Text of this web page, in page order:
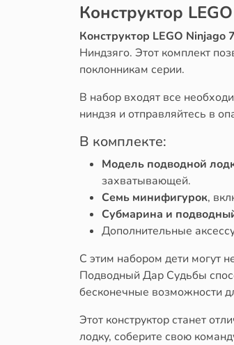
Конструктор
Конструктор LEGO
Ниндзяго. Этот комплект
поклонникам серии.
В набор входят все
ниндзя и отправляйтесь в
В комплекте:
Модель подводной
захватывающей.
Семь минифигурок,
Субмарина и
Дополнительные
С этим набором дети могут
Подводный Дар Судьбы
бесконечные возможности
Этот конструктор станет
лодку, соберите свою